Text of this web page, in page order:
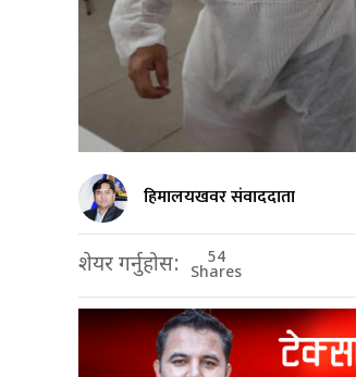
हिमालयखवर संवाददाता
शेयर गर्नुहोस: 54
Shares